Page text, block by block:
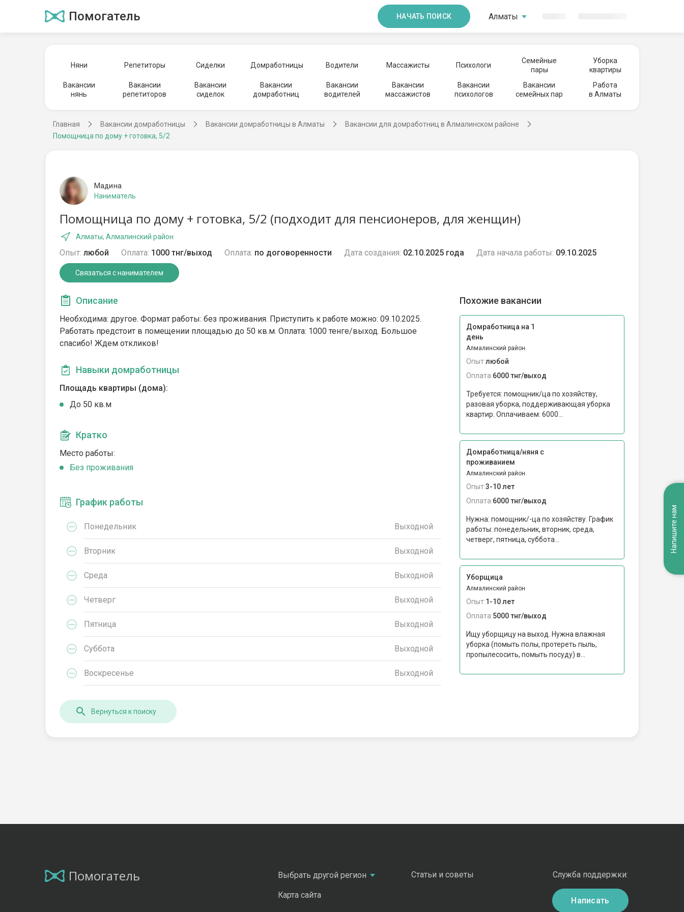
Помогатель НАЧАТЬ ПОИСК Алматы
Няни Репетиторы Сиделки Домработницы Водители Массажисты Психологи
Семейные
пары
Уборка
квартиры
Вакансии
нянь
Вакансии
репетиторов
Вакансии
сиделок
Вакансии
домработниц
Вакансии
водителей
Вакансии
массажистов
Вакансии
психологов
Вакансии
семейных пар
Работа
в Алматы
Главная Вакансии домработницы Вакансии домработницы в Алматы
Вакансии для домработниц в Алмалинском районе
Помощница по дому + готовка, 5/2
Мадина
Наниматель
Помощница по дому + готовка, 5/2 (подходит для пенсионеров, для женщин)
Алматы, Алмалинский район
Опыт: любой Оплата: 1000 тнг/выход Оплата: по договоренности Дата создания: 02.10.2025 года Дата начала работы: 09.10.2025
Связаться с нанимателем
Описание
Необходима: другое. Формат работы: без проживания. Приступить к работе можно: 09.10.2025.
Работать предстоит в помещении площадью до 50 кв.м. Оплата: 1000 тенге/выход. Большое
спасибо! Ждем откликов!
Навыки домработницы
Площадь квартиры (дома):
До 50 кв.м
Кратко
Место работы:
Без проживания
График работы
Понедельник Выходной
Вторник Выходной
Среда Выходной
Четверг Выходной
Пятница Выходной
Суббота Выходной
Воскресенье Выходной
Похожие вакансии
Домработница на 1
день
Алмалинский район
Опыт:любой
Оплата:6000 тнг/выход
Требуется: помощник/ца по хозяйству,
разовая уборка, поддерживающая уборка
квартир. Оплачиваем: 6000...
Домработница/няня с
проживанием
Алмалинский район
Опыт:3-10 лет
Оплата:6000 тнг/выход
Нужна: помощник/-ца по хозяйству. График
работы: понедельник, вторник, среда,
четверг, пятница, суббота...
Уборщица
Алмалинский район
Опыт:1-10 лет
Оплата:5000 тнг/выход
Ищу уборщицу на выход. Нужна влажная
уборка (помыть полы, протереть пыль,
пропылесосить, помыть посуду) в...
Вернуться к поиску
Помогатель Выбрать другой регион
Карта сайта
Статьи и советы Служба поддержки:
Написать
Напишите нам